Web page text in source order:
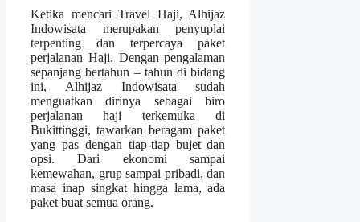
Ketika mencari Travel Haji, Alhijaz
Indowisata merupakan penyuplai
terpenting dan terpercaya paket
perjalanan Haji. Dengan pengalaman
sepanjang bertahun – tahun di bidang
ini, Alhijaz Indowisata sudah
menguatkan dirinya sebagai biro
perjalanan haji terkemuka di
Bukittinggi, tawarkan beragam paket
yang pas dengan tiap-tiap bujet dan
opsi. Dari ekonomi sampai
kemewahan, grup sampai pribadi, dan
masa inap singkat hingga lama, ada
paket buat semua orang.